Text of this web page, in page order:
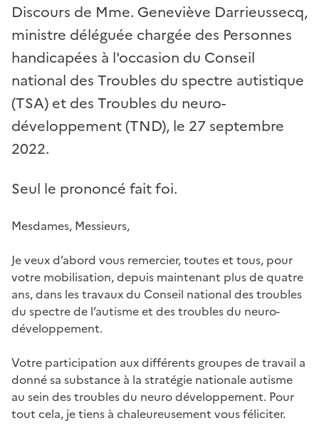
Discours de Mme. Geneviève Darrieussecq,
ministre déléguée chargée des Personnes
handicapées à l'occasion du Conseil
national des Troubles du spectre autistique
(TSA) et des Troubles du neuro-
développement (TND), le 27 septembre
2022.
Seul le prononcé fait foi.
Mesdames, Messieurs,
Je veux d’abord vous remercier, toutes et tous, pour
votre mobilisation, depuis maintenant plus de quatre
ans, dans les travaux du Conseil national des troubles
du spectre de l’autisme et des troubles du neuro-
développement.
Votre participation aux différents groupes de travail a
donné sa substance à la stratégie nationale autisme
au sein des troubles du neuro développement. Pour
tout cela, je tiens à chaleureusement vous féliciter.